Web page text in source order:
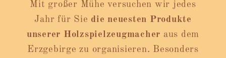
Mit großer Mühe versuchen wir jedes
Jahr für Sie die neuesten Produkte
unserer Holzspielzeugmacher aus dem
Erzgebirge zu organisieren. Besonders